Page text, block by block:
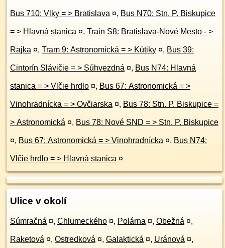
Bus 710: Vlky = > Bratislava ¤, Bus N70: Stn. P. Biskupice
= > Hlavná stanica ¤, Train S8: Bratislava-Nové Mesto - >
Rajka ¤, Tram 9: Astronomická = > Kútiky ¤, Bus 39:
Cintorín Slávičie = > Súhvezdná ¤, Bus N74: Hlavná
stanica = > Vlčie hrdlo ¤, Bus 67: Astronomická = >
Vinohradnícka = > Ovčiarska ¤, Bus 78: Stn. P. Biskupice =
> Astronomická ¤, Bus 78: Nové SND = > Stn. P. Biskupice
¤, Bus 67: Astronomická = > Vinohradnícka ¤, Bus N74:
Vlčie hrdlo = > Hlavná stanica ¤
Ulice v okolí
Súmračná ¤, Chlumeckého ¤, Polárna ¤, Obežná ¤,
Raketová ¤, Ostredková ¤, Galaktická ¤, Uránová ¤,